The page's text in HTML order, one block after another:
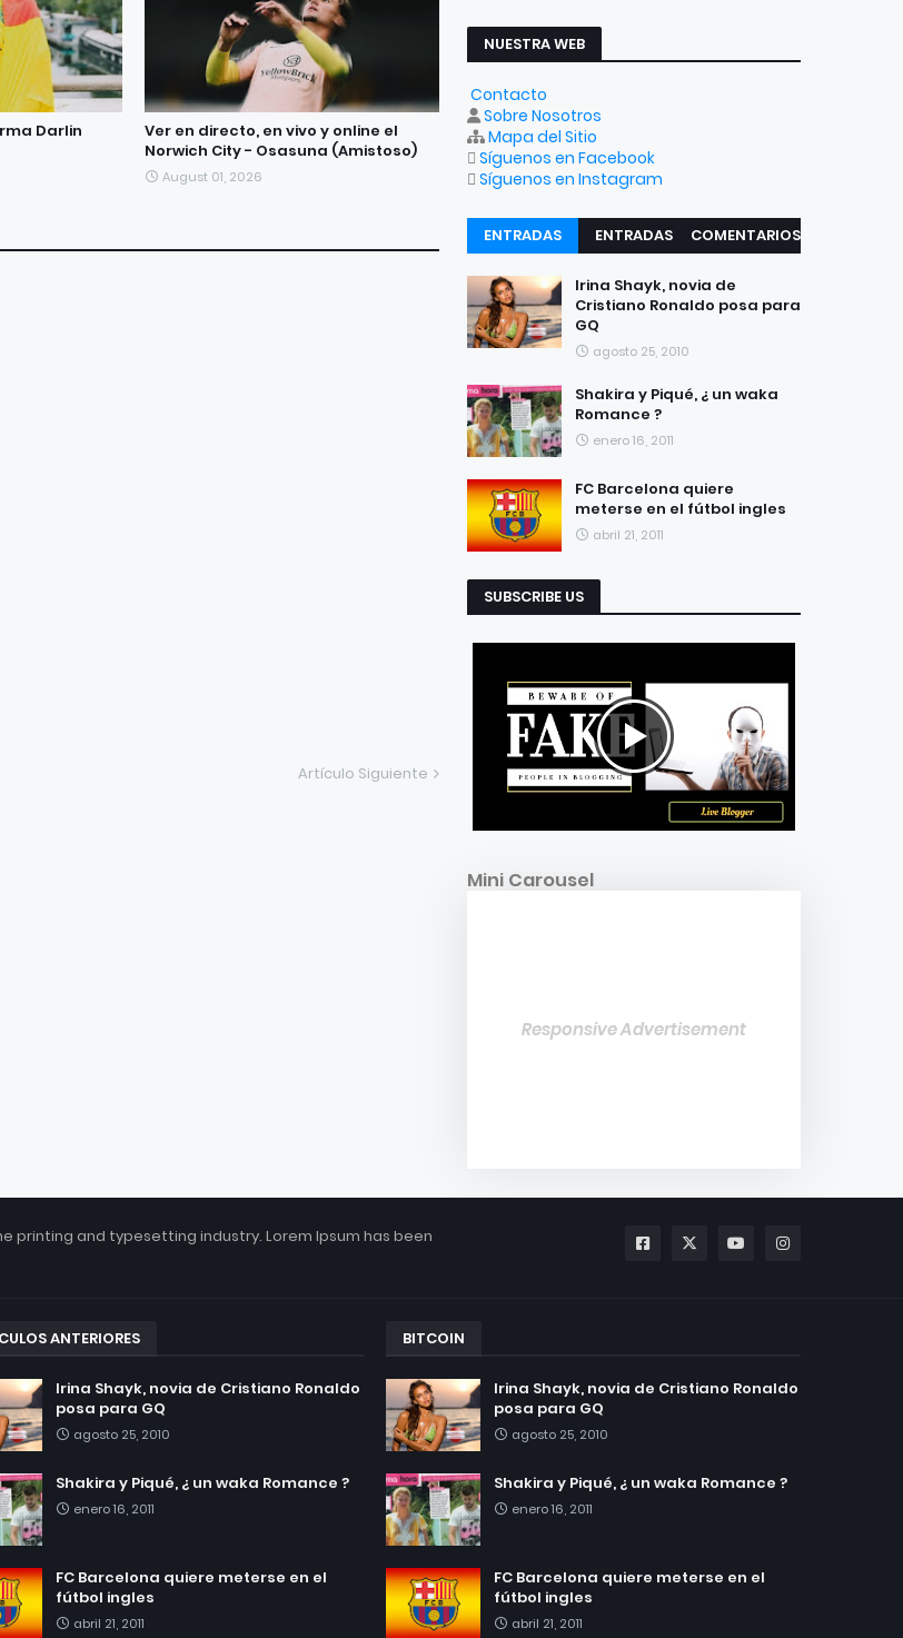
Darlin
Ver en directo, en vivo y online el
Norwich City - Osasuna (Amistoso)
August 01, 2026
Artículo Siguiente
NUESTRA WEB
Contacto
Sobre Nosotros
Mapa del Sitio
Síguenos en Facebook
Síguenos en Instagram
ENTRADAS
RECIENTES
ENTRADAS
COMENTARIOS
Irina Shayk, novia de
Cristiano Ronaldo posa para
GQ
agosto 25, 2010
Shakira y Piqué, ¿ un waka
Romance ?
enero 16, 2011
FC Barcelona quiere
meterse en el fútbol ingles
abril 21, 2011
SUBSCRIBE US
Mini Carousel
Responsive Advertisement
printing and typesetting industry. Lorem Ipsum has been
ANTERIORES
Irina Shayk, novia de Cristiano Ronaldo
posa para GQ
agosto 25, 2010
Shakira y Piqué, ¿ un waka Romance ?
enero 16, 2011
FC Barcelona quiere meterse en el
fútbol ingles
abril 21, 2011
BITCOIN
Irina Shayk, novia de Cristiano Ronaldo
posa para GQ
agosto 25, 2010
Shakira y Piqué, ¿ un waka Romance ?
enero 16, 2011
FC Barcelona quiere meterse en el
fútbol ingles
abril 21, 2011